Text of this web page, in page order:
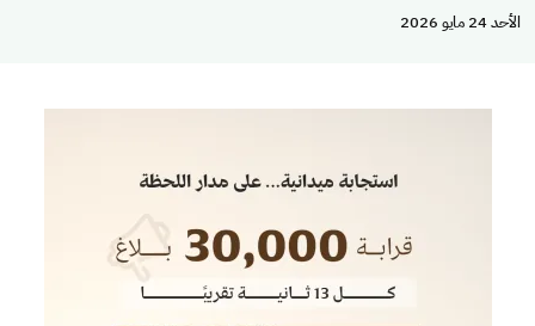
الأحد 24 مايو 2026